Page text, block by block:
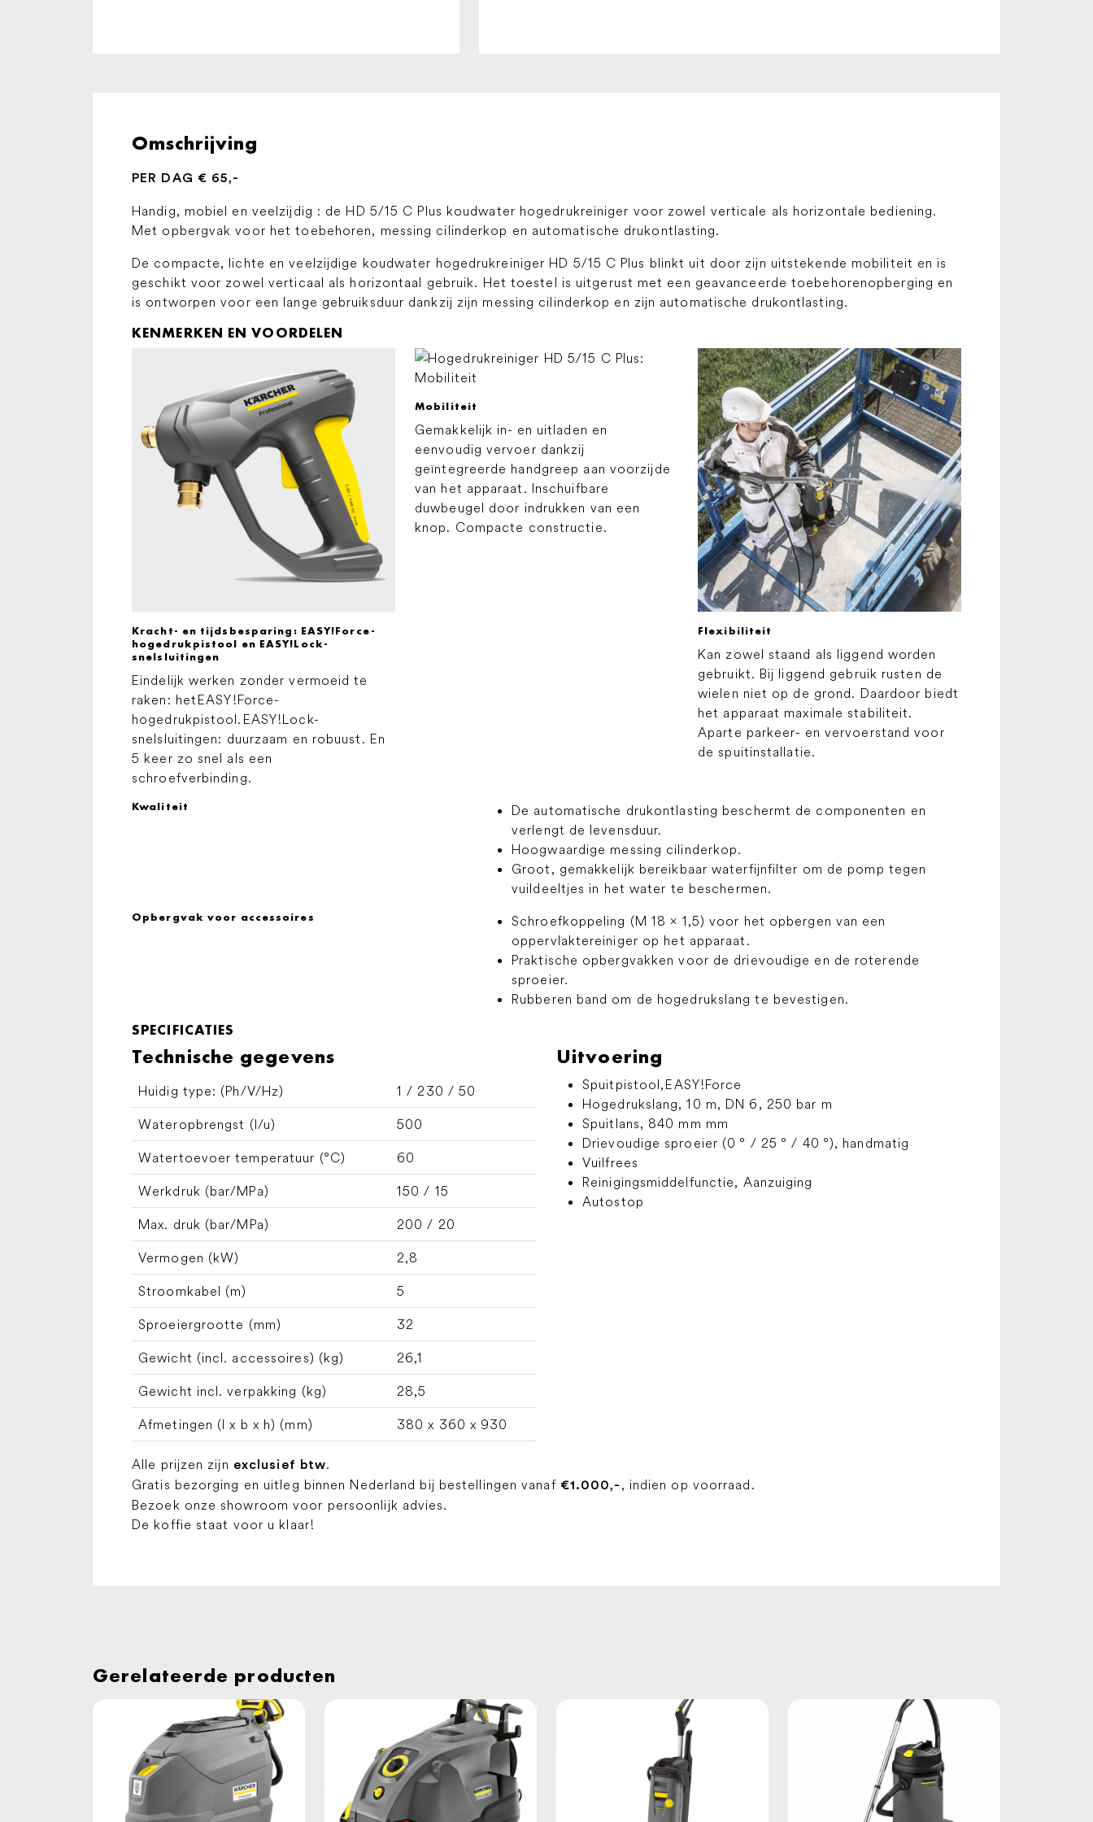
Omschrijving
PER DAG € 65,-
Handig, mobiel en veelzijdig : de HD 5/15 C Plus koudwater hogedrukreiniger voor zowel verticale als horizontale bediening.
Met opbergvak voor het toebehoren, messing cilinderkop en automatische drukontlasting.
De compacte, lichte en veelzijdige koudwater hogedrukreiniger HD 5/15 C Plus blinkt uit door zijn uitstekende mobiliteit en is
geschikt voor zowel verticaal als horizontaal gebruik. Het toestel is uitgerust met een geavanceerde toebehorenopberging en
is ontworpen voor een lange gebruiksduur dankzij zijn messing cilinderkop en zijn automatische drukontlasting.
KENMERKEN EN VOORDELEN
Kracht- en tijdsbesparing: EASY!Force-
hogedrukpistool en EASY!Lock-
snelsluitingen
Eindelijk werken zonder vermoeid te
raken: het EASY!Force-
hogedrukpistool. EASY!Lock-
snelsluitingen: duurzaam en robuust. En
5 keer zo snel als een
schroefverbinding.
Mobiliteit
Gemakkelijk in- en uitladen en
eenvoudig vervoer dankzij
geïntegreerde handgreep aan voorzijde
van het apparaat. Inschuifbare
duwbeugel door indrukken van een
knop. Compacte constructie.
Flexibiliteit
Kan zowel staand als liggend worden
gebruikt. Bij liggend gebruik rusten de
wielen niet op de grond. Daardoor biedt
het apparaat maximale stabiliteit.
Aparte parkeer- en vervoerstand voor
de spuitinstallatie.
Kwaliteit
De automatische drukontlasting beschermt de componenten en
verlengt de levensduur.
Hoogwaardige messing cilinderkop.
Groot, gemakkelijk bereikbaar waterfijnfilter om de pomp tegen
vuildeeltjes in het water te beschermen.
Opbergvak voor accessoires
Schroefkoppeling (M 18 × 1,5) voor het opbergen van een
oppervlaktereiniger op het apparaat.
Praktische opbergvakken voor de drievoudige en de roterende
sproeier.
Rubberen band om de hogedrukslang te bevestigen.
SPECIFICATIES
Technische gegevens
Huidig ​​type: (Ph/V/Hz) 1 / 230 / 50
Wateropbrengst (l/u) 500
Watertoevoer temperatuur (°C) 60
Werkdruk (bar/MPa) 150 / 15
Max. druk (bar/MPa) 200 / 20
Vermogen (kW) 2,8
Stroomkabel (m) 5
Sproeiergrootte (mm) 32
Gewicht (incl. accessoires) (kg) 26,1
Gewicht incl. verpakking (kg) 28,5
Afmetingen (l x b x h) (mm) 380 x 360 x 930
Uitvoering
Spuitpistool, EASY!Force
Hogedrukslang, 10 m, DN 6, 250 bar m
Spuitlans, 840 mm mm
Drievoudige sproeier (0 ° / 25 ° / 40 °), handmatig
Vuilfrees
Reinigingsmiddelfunctie, Aanzuiging
Autostop
Alle prijzen zijn exclusief btw.
Gratis bezorging en uitleg binnen Nederland bij bestellingen vanaf €1.000,- , indien op voorraad.
Bezoek onze showroom voor persoonlijk advies.
De koffie staat voor u klaar!
Gerelateerde producten